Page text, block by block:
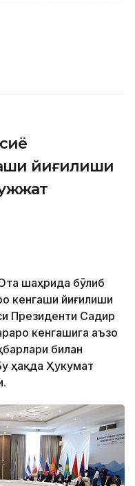
йиғилиши
шаҳрида бўлиб
кенгаши йиғилиши
Президенти Садир
кенгашига аъзо
билан
ҳақда Ҳукумат